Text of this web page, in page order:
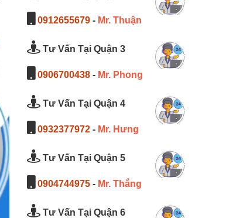
0912655679 - Mr. Thuận
Tư Vấn Tại Quận 3
0906700438 - Mr. Phong
Tư Vấn Tại Quận 4
0932377972 - Mr. Hưng
Tư Vấn Tại Quận 5
0904744975 - Mr. Thắng
Tư Vấn Tại Quận 6